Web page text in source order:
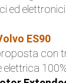
ed elettronici.
ES90
con
elettrica